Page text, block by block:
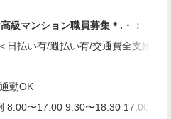
円〜2125円 ＜日払い有/週払い有/交
ソリン代含む)＞
NEW
級マンション職員募集＊.・：゜
払い有/週払い有/交通費全支給(ガ
勤OK
8:00〜17:00 9:30〜18:30 17:00〜